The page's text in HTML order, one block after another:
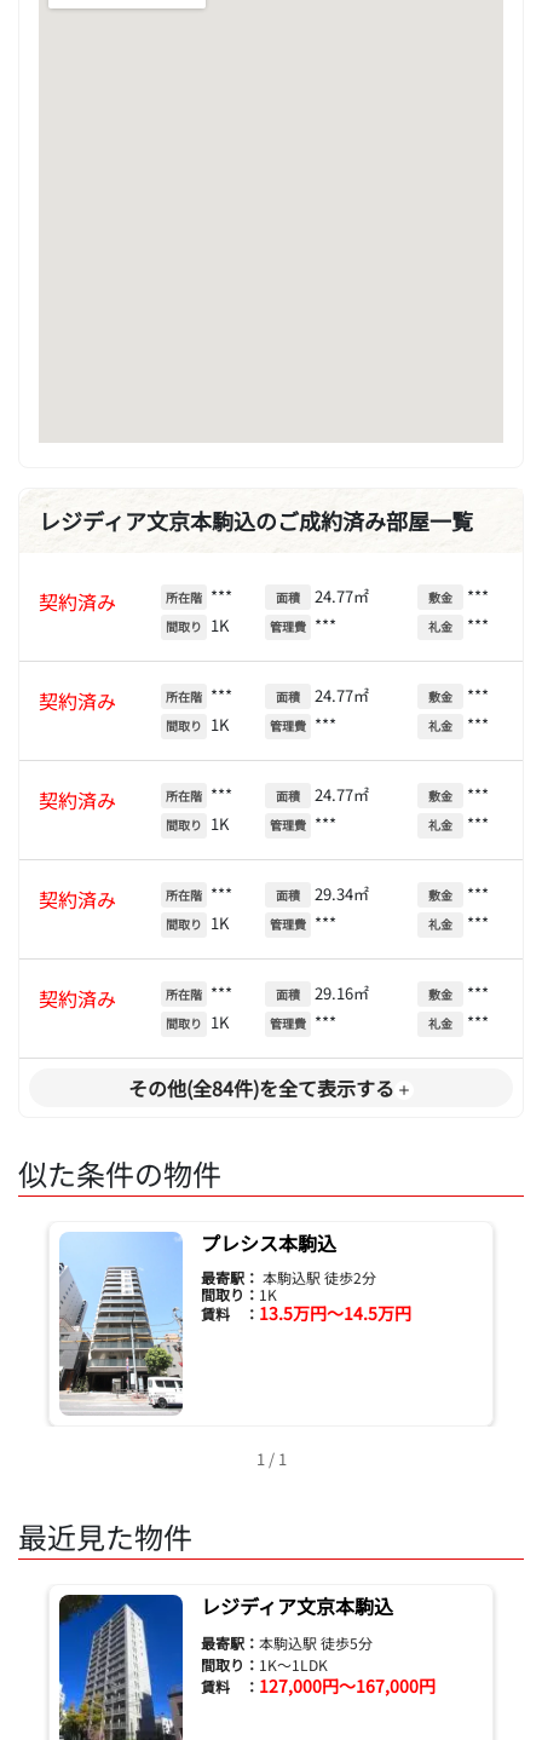
レジディア文京本駒込のご成約済み部屋一覧
契約済み 所在階 ***
間取り 1K
面積 24.77㎡
管理費 ***
敷金 ***
礼金 ***
契約済み 所在階 ***
間取り 1K
面積 24.77㎡
管理費 ***
敷金 ***
礼金 ***
契約済み 所在階 ***
間取り 1K
面積 24.77㎡
管理費 ***
敷金 ***
礼金 ***
契約済み 所在階 ***
間取り 1K
面積 29.34㎡
管理費 ***
敷金 ***
礼金 ***
契約済み 所在階 ***
間取り 1K
面積 29.16㎡
管理費 ***
敷金 ***
礼金 ***
その他(全84件)を全て表示する
似た条件の物件
プレシス本駒込
最寄駅： 本駒込駅 徒歩2分
間取り： 1K
賃料 ： 13.5万円～14.5万円
1 / 1
最近見た物件
レジディア文京本駒込
最寄駅： 本駒込駅 徒歩5分
間取り： 1K～1LDK
賃料 ： 127,000円～167,000円